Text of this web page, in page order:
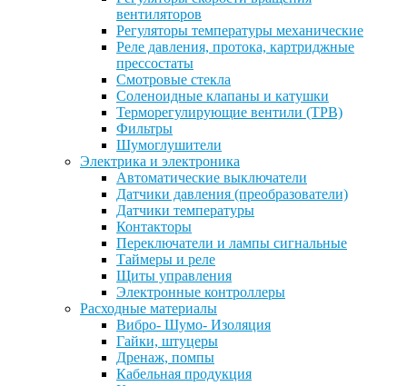
вентиляторов
Регуляторы температуры механические
Реле давления, протока, картриджные
прессостаты
Смотровые стекла
Соленоидные клапаны и катушки
Терморегулирующие вентили (ТРВ)
Фильтры
Шумоглушители
Электрика и электроника
Автоматические выключатели
Датчики давления (преобразователи)
Датчики температуры
Контакторы
Переключатели и лампы сигнальные
Таймеры и реле
Щиты управления
Электронные контроллеры
Расходные материалы
Вибро- Шумо- Изоляция
Гайки, штуцеры
Дренаж, помпы
Кабельная продукция